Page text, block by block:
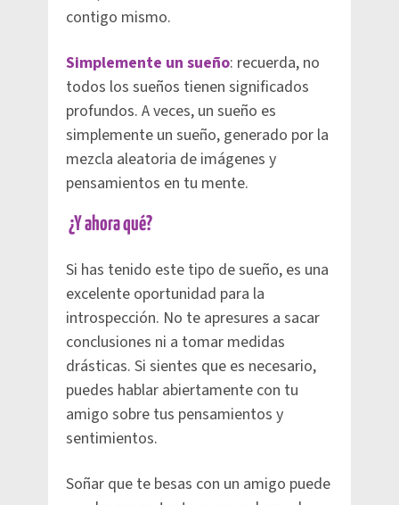
contigo mismo.
Simplemente un sueño: recuerda, no
todos los sueños tienen significados
profundos. A veces, un sueño es
simplemente un sueño, generado por la
mezcla aleatoria de imágenes y
pensamientos en tu mente.
¿Y ahora qué?
Si has tenido este tipo de sueño, es una
excelente oportunidad para la
introspección. No te apresures a sacar
conclusiones ni a tomar medidas
drásticas. Si sientes que es necesario,
puedes hablar abiertamente con tu
amigo sobre tus pensamientos y
sentimientos.
Soñar que te besas con un amigo puede